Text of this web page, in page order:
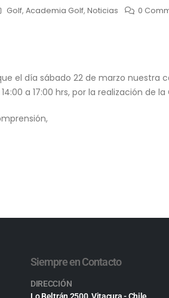
Golf,Academia Golf,Noticias 0
el día sábado 22 de marzo nuestra
a 17:00 hrs, por la realización de
Siempre en Contacto
DIRECCIÓN
Lo Beltrán 2500, Vitacura - Chile